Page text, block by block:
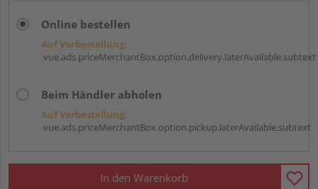
Online bestellen
Auf Vorbestellung:
vue.ads.priceMerchantBox.option.delivery.laterAvailable.subtext
Beim Händler abholen
Auf Vorbestellung:
vue.ads.priceMerchantBox.option.pickup.laterAvailable.subtext
In den Warenkorb